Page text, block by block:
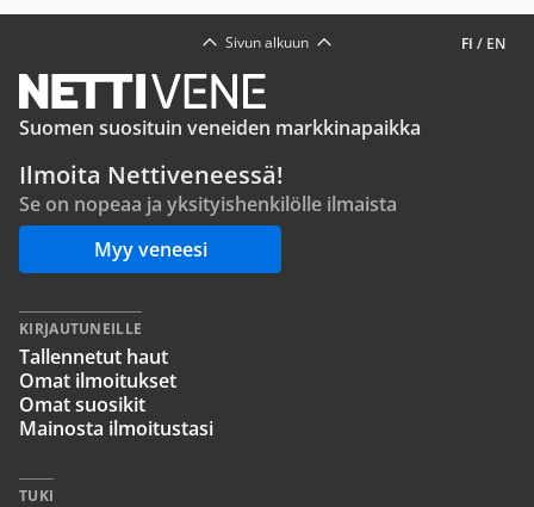
FI / EN
Sivun alkuun
Suomen suosituin veneiden markkinapaikka
Ilmoita Nettiveneessä!
Se on nopeaa ja yksityishenkilölle ilmaista
Myy veneesi
KIRJAUTUNEILLE
Tallennetut haut
Omat ilmoitukset
Omat suosikit
Mainosta ilmoitustasi
TUKI